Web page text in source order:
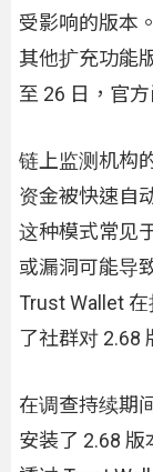
受影响的版本
其他扩充功能
至 26 日，官
链上监测机构
资金被快速自
这种模式常见
或漏洞可能导
Trust Wallet
了社群对 2.68
在调查持续期
安装了 2.68